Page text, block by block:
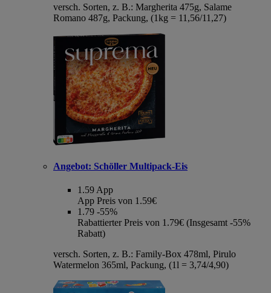
versch. Sorten, z. B.: Margherita 475g, Salame
Romano 487g, Packung, (1kg = 11,56/11,27)
Angebot: Schöller Multipack-Eis
1.59 App
App Preis von 1.59€
1.79 -55%
Rabattierter Preis von 1.79€ (Insgesamt -55%
Rabatt)
versch. Sorten, z. B.: Family-Box 478ml, Pirulo
Watermelon 365ml, Packung, (1l = 3,74/4,90)